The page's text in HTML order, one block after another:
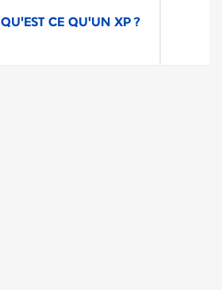
QU'EST CE QU'UN XP ?